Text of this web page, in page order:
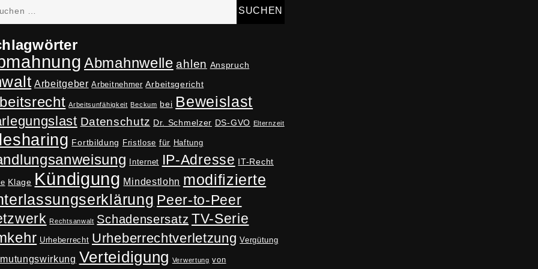
Abmahnwelle ahlen Anspruch
Arbeitgeber Arbeitnehmer Arbeitsgericht
Arbeitsunfähigkeit Beckum bei Beweislast
Datenschutz Dr. Schmelzer DS-GVO Elternzeit
Fortbildung Fristlose für Haftung
Internet IP-Adresse IT-Recht
Klage Kündigung Mindestlohn modifizierte
Peer-to-Peer
Rechtsanwalt Schadensersatz TV-Serie
Urheberrecht Urheberrechtverletzung Vergütung
Verteidigung Verwertung von